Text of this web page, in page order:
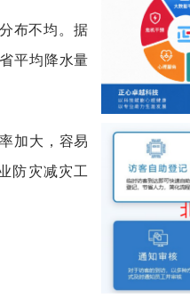
布不均。据
平均降水量
加大，容易
防灾减灾工